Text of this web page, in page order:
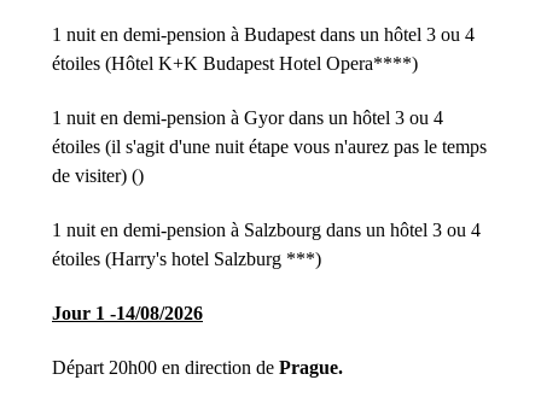
1 nuit en demi-pension à Budapest dans un hôtel 3 ou 4
étoiles (Hôtel K+K Budapest Hotel Opera****)
1 nuit en demi-pension à Gyor dans un hôtel 3 ou 4
étoiles (il s'agit d'une nuit étape vous n'aurez pas le temps
de visiter) ()
1 nuit en demi-pension à Salzbourg dans un hôtel 3 ou 4
étoiles (Harry's hotel Salzburg ***)
Jour 1 -14/08/2026
Départ 20h00 en direction de Prague.